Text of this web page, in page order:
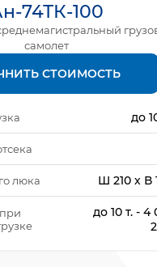
74ТК-100
самолет
СТОИМОСТЬ
до
люка Ш 210 х В
до 10 т. - 4